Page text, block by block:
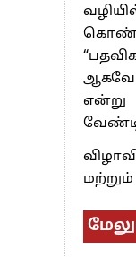
ஆகவே
என்று